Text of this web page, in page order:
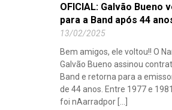
OFICIAL: Galvão Bueno
para a Band após 44
13/02/2025
Bem amigos, ele voltou!! O
Galvão Bueno assinou
Band e retorna para a
de 44 anos. Entre 1977 e
foi nAarradpor [...]